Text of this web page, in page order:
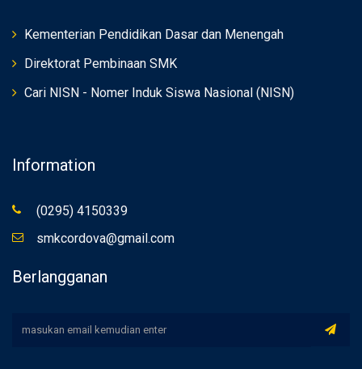
Kementerian Pendidikan Dasar dan Menengah
Direktorat Pembinaan SMK
Cari NISN - Nomer Induk Siswa Nasional (NISN)
Information
(0295) 4150339
smkcordova@gmail.com
Berlangganan